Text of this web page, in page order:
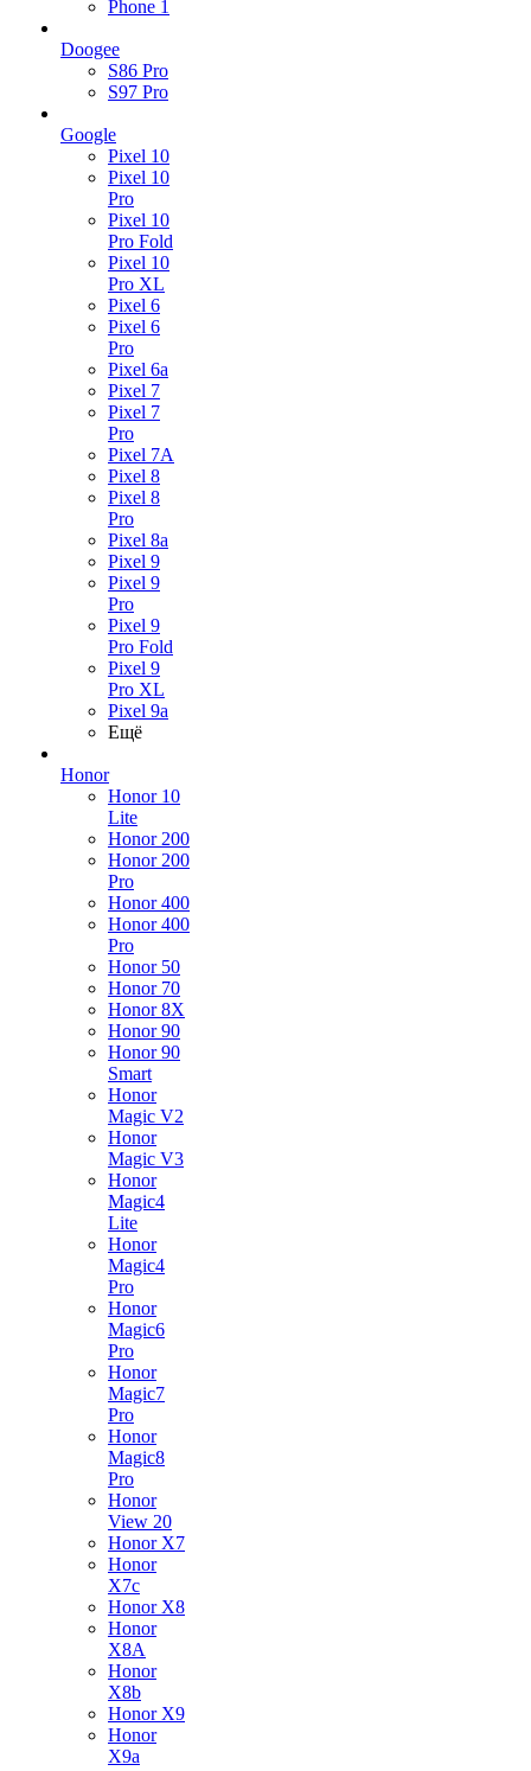
Phone 1
Doogee
S86 Pro
S97 Pro
Google
Pixel 10
Pixel 10
Pro
Pixel 10
Pro Fold
Pixel 10
Pro XL
Pixel 6
Pixel 6
Pro
Pixel 6a
Pixel 7
Pixel 7
Pro
Pixel 7A
Pixel 8
Pixel 8
Pro
Pixel 8a
Pixel 9
Pixel 9
Pro
Pixel 9
Pro Fold
Pixel 9
Pro XL
Pixel 9a
Ещё
Honor
Honor 10
Lite
Honor 200
Honor 200
Pro
Honor 400
Honor 400
Pro
Honor 50
Honor 70
Honor 8X
Honor 90
Honor 90
Smart
Honor
Magic V2
Honor
Magic V3
Honor
Magic4
Lite
Honor
Magic4
Pro
Honor
Magic6
Pro
Honor
Magic7
Pro
Honor
Magic8
Pro
Honor
View 20
Honor X7
Honor
X7c
Honor X8
Honor
X8A
Honor
X8b
Honor X9
Honor
X9a